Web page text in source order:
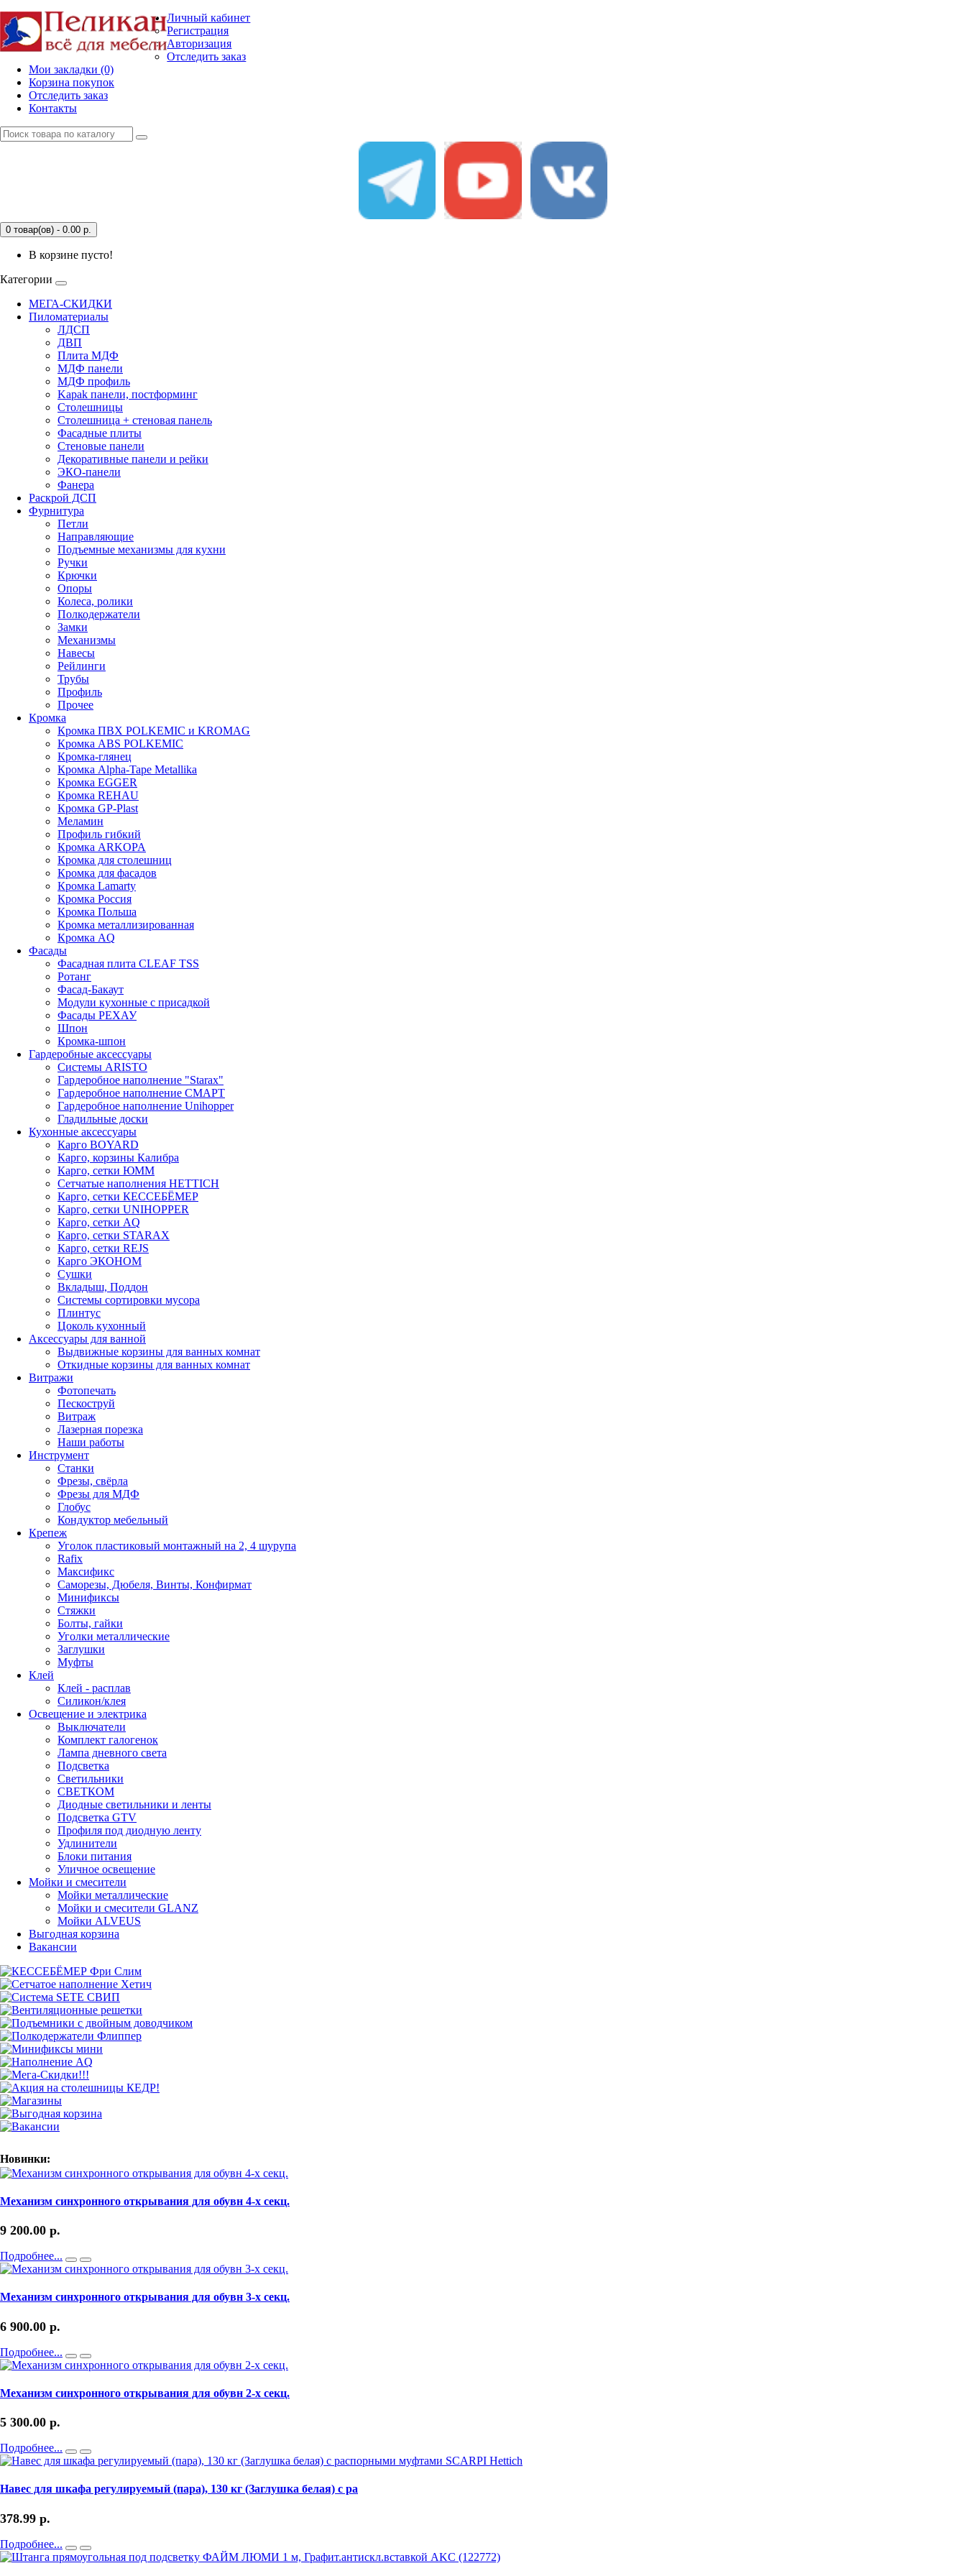
Личный кабинет
Регистрация
Авторизация
Отследить заказ
Мои закладки (0)
Корзина покупок
Отследить заказ
Контакты
0 товар(ов) - 0.00 р.
В корзине пусто!
Категории
МЕГА-СКИДКИ
Пиломатериалы
ЛДСП
ДВП
Плита МДФ
МДФ панели
МДФ профиль
Kapak панели, постформинг
Столешницы
Столешница + стеновая панель
Фасадные плиты
Стеновые панели
Декоративные панели и рейки
ЭКО-панели
Фанера
Раскрой ДСП
Фурнитура
Петли
Направляющие
Подъемные механизмы для кухни
Ручки
Крючки
Опоры
Колеса, ролики
Полкодержатели
Замки
Механизмы
Навесы
Рейлинги
Трубы
Профиль
Прочее
Кромка
Кромка ПВХ POLKEMIC и KROMAG
Кромка ABS POLKEMIС
Кромка-глянец
Кромка Alpha-Tape Metallika
Кромка EGGER
Кромка REHAU
Кромка GP-Plast
Меламин
Профиль гибкий
Кромка ARKOPA
Кромка для столешниц
Кромка для фасадов
Кромка Lamarty
Кромка Россия
Кромка Польша
Кромка металлизированная
Кромка AQ
Фасады
Фасадная плита CLEAF TSS
Ротанг
Фасад-Бакаут
Модули кухонные с присадкой
Фасады РЕХАУ
Шпон
Кромка-шпон
Гардеробные аксессуары
Системы ARISTO
Гардеробное наполнение "Starax"
Гардеробное наполнение СМАРТ
Гардеробное наполнение Unihopper
Гладильные доски
Кухонные аксессуары
Карго BOYARD
Карго, корзины Калибра
Карго, сетки ЮММ
Сетчатые наполнения HETTICH
Карго, сетки КЕССЕБЁМЕР
Карго, сетки UNIHOPPER
Карго, сетки AQ
Карго, сетки STARAX
Карго, сетки REJS
Карго ЭКОНОМ
Сушки
Вкладыш, Поддон
Системы сортировки мусора
Плинтус
Цоколь кухонный
Аксессуары для ванной
Выдвижные корзины для ванных комнат
Откидные корзины для ванных комнат
Витражи
Фотопечать
Пескоструй
Витраж
Лазерная порезка
Наши работы
Инструмент
Станки
Фрезы, свёрла
Фрезы для МДФ
Глобус
Кондуктор мебельный
Крепеж
Уголок пластиковый монтажный на 2, 4 шурупа
Rafix
Максификс
Саморезы, Дюбеля, Винты, Конфирмат
Минификсы
Стяжки
Болты, гайки
Уголки металлические
Заглушки
Муфты
Клей
Клей - расплав
Силикон/клея
Освещение и электрика
Выключатели
Комплект галогенок
Лампа дневного света
Подсветка
Светильники
СВЕТКОМ
Диодные светильники и ленты
Подсветка GTV
Профиля под диодную ленту
Удлинители
Блоки питания
Уличное освещение
Мойки и смесители
Мойки металлические
Мойки и смесители GLANZ
Мойки ALVEUS
Выгодная корзина
Вакансии
Новинки:
Механизм синхронного открывания для обувн 4-х секц.
9 200.00 р.
Подробнее...
Механизм синхронного открывания для обувн 3-х секц.
6 900.00 р.
Подробнее...
Механизм синхронного открывания для обувн 2-х секц.
5 300.00 р.
Подробнее...
Навес для шкафа регулируемый (пара), 130 кг (Заглушка белая) с ра
378.99 р.
Подробнее...